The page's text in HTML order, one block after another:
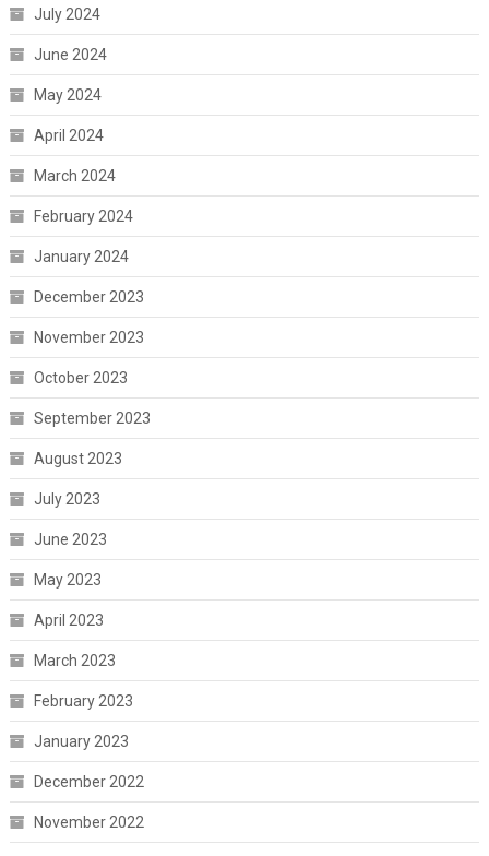
July 2024
June 2024
May 2024
April 2024
March 2024
February 2024
January 2024
December 2023
November 2023
October 2023
September 2023
August 2023
July 2023
June 2023
May 2023
April 2023
March 2023
February 2023
January 2023
December 2022
November 2022